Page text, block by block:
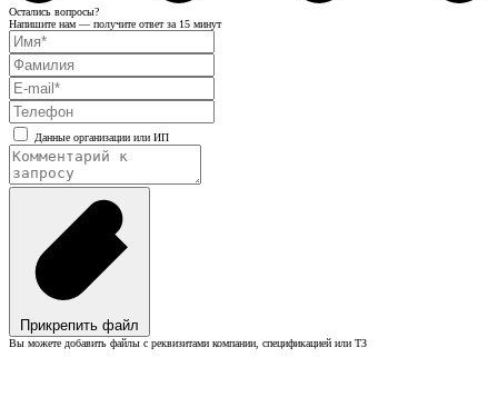
Остались вопросы?
Напишите нам — получите ответ за 15 минут
Данные организации или ИП
Прикрепить файл
Вы можете добавить файлы с реквизитами компании, спецификацией или ТЗ